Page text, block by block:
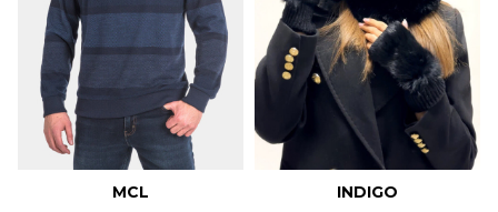
MCL INDIGO